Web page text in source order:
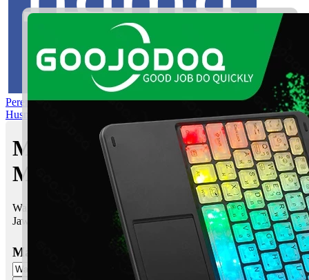
Perempuan Nama Pilihan Nama Gabungan Nama Rasul
Asma’ul
Husna
Maksud nama Wahnan |
Maksud Nama dalam Islam
Wahnan bermaksud Mudah, senang, kelembutan
Jawi:
Masukkan Nama: